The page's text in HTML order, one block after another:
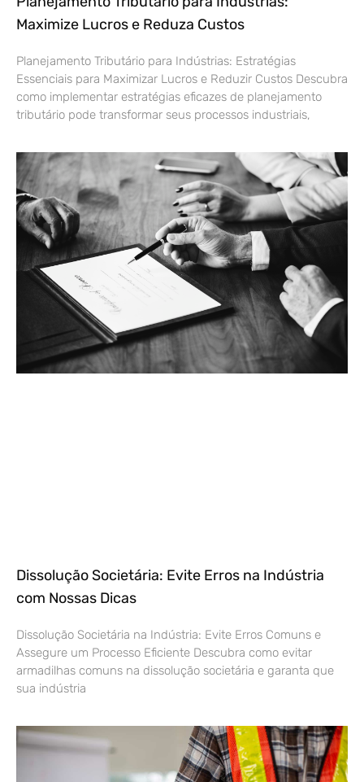
Maximize Lucros e Reduza Custos
Planejamento Tributário para Indústrias: Estratégias
Essenciais para Maximizar Lucros e Reduzir Custos Descubra
como implementar estratégias eficazes de planejamento
tributário pode transformar seus processos industriais,
Dissolução Societária: Evite Erros na Indústria
com Nossas Dicas
Dissolução Societária na Indústria: Evite Erros Comuns e
Assegure um Processo Eficiente Descubra como evitar
armadilhas comuns na dissolução societária e garanta que
sua indústria